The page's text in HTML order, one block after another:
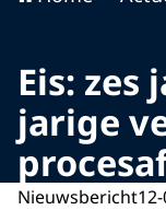
Eis: zes
jarige
Nieuwsbericht